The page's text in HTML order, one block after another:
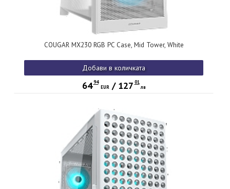
COUGAR MX230 RGB PC Case, Mid Tower, White
Добави в количката
64 94
EUR/ 127 01
лв